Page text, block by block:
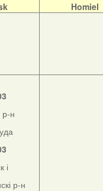
Homiel
р-н
і
р-н